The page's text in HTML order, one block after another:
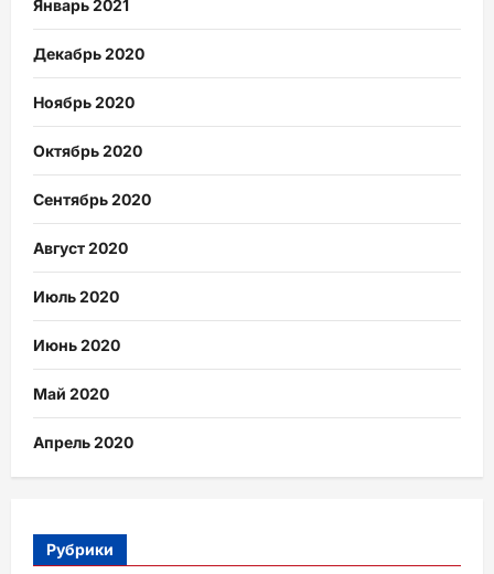
Январь 2021
Декабрь 2020
Ноябрь 2020
Октябрь 2020
Сентябрь 2020
Август 2020
Июль 2020
Июнь 2020
Май 2020
Апрель 2020
Рубрики